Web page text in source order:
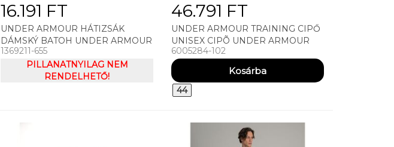
16.191 FT
UNDER ARMOUR HÁTIZSÁK
DÁMSKÝ BATOH UNDER ARMOUR
UA FAVORITE BACKPACK
1369211-655
PILLANATNYILAG NEM
RENDELHETŐ!
46.791 FT
UNDER ARMOUR TRAINING CIPŐ
UNISEX CIPÕ UNDER ARMOUR
UA SOLA-WHT
6005284-102
44